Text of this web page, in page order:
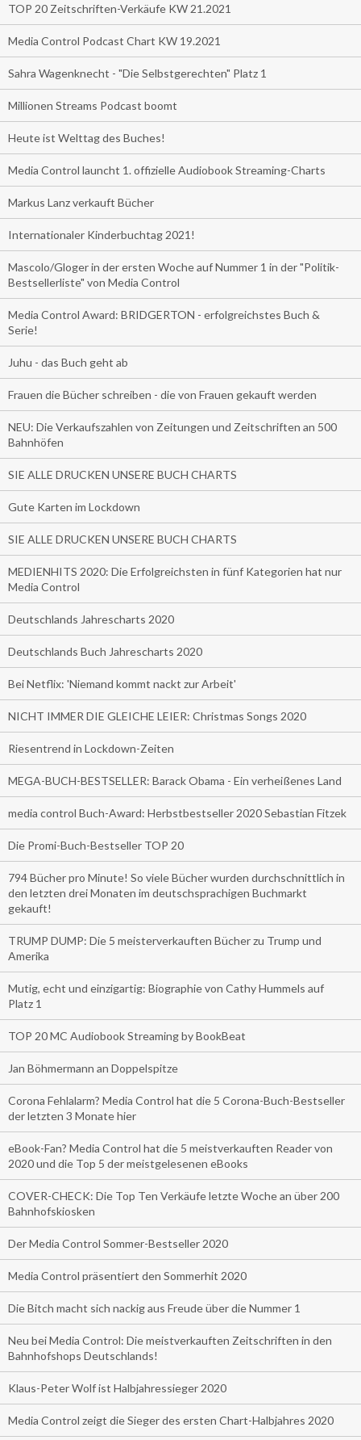
TOP 20 Zeitschriften-Verkäufe KW 21.2021
Media Control Podcast Chart KW 19.2021
Sahra Wagenknecht - "Die Selbstgerechten" Platz 1
Millionen Streams Podcast boomt
Heute ist Welttag des Buches!
Media Control launcht 1. offizielle Audiobook Streaming-Charts
Markus Lanz verkauft Bücher
Internationaler Kinderbuchtag 2021!
Mascolo/Gloger in der ersten Woche auf Nummer 1 in der "Politik-
Bestsellerliste" von Media Control
Media Control Award: BRIDGERTON - erfolgreichstes Buch &
Serie!
Juhu - das Buch geht ab
Frauen die Bücher schreiben - die von Frauen gekauft werden
NEU: Die Verkaufszahlen von Zeitungen und Zeitschriften an 500
Bahnhöfen
SIE ALLE DRUCKEN UNSERE BUCH CHARTS
Gute Karten im Lockdown
SIE ALLE DRUCKEN UNSERE BUCH CHARTS
MEDIENHITS 2020: Die Erfolgreichsten in fünf Kategorien hat nur
Media Control
Deutschlands Jahrescharts 2020
Deutschlands Buch Jahrescharts 2020
Bei Netflix: 'Niemand kommt nackt zur Arbeit'
NICHT IMMER DIE GLEICHE LEIER: Christmas Songs 2020
Riesentrend in Lockdown-Zeiten
MEGA-BUCH-BESTSELLER: Barack Obama - Ein verheißenes Land
media control Buch-Award: Herbstbestseller 2020 Sebastian Fitzek
Die Promi-Buch-Bestseller TOP 20
794 Bücher pro Minute! So viele Bücher wurden durchschnittlich in
den letzten drei Monaten im deutschsprachigen Buchmarkt
gekauft!
TRUMP DUMP: Die 5 meisterverkauften Bücher zu Trump und
Amerika
Mutig, echt und einzigartig: Biographie von Cathy Hummels auf
Platz 1
TOP 20 MC Audiobook Streaming by BookBeat
Jan Böhmermann an Doppelspitze
Corona Fehlalarm? Media Control hat die 5 Corona-Buch-Bestseller
der letzten 3 Monate hier
eBook-Fan? Media Control hat die 5 meistverkauften Reader von
2020 und die Top 5 der meistgelesenen eBooks
COVER-CHECK: Die Top Ten Verkäufe letzte Woche an über 200
Bahnhofskiosken
Der Media Control Sommer-Bestseller 2020
Media Control präsentiert den Sommerhit 2020
Die Bitch macht sich nackig aus Freude über die Nummer 1
Neu bei Media Control: Die meistverkauften Zeitschriften in den
Bahnhofshops Deutschlands!
Klaus-Peter Wolf ist Halbjahressieger 2020
Media Control zeigt die Sieger des ersten Chart-Halbjahres 2020